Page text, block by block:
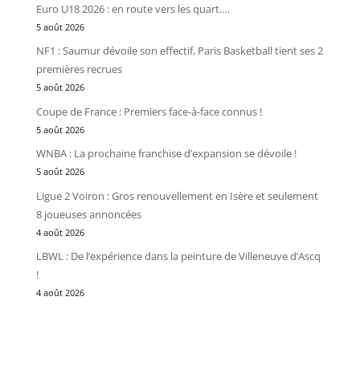
Euro U18 2026 : en route vers les quart….
5 août 2026
NF1 : Saumur dévoile son effectif, Paris Basketball tient ses 2
premières recrues
5 août 2026
Coupe de France : Premiers face-à-face connus !
5 août 2026
WNBA : La prochaine franchise d’expansion se dévoile !
5 août 2026
Ligue 2 Voiron : Gros renouvellement en Isère et seulement
8 joueuses annoncées
4 août 2026
LBWL : De l’expérience dans la peinture de Villeneuve d’Ascq
!
4 août 2026